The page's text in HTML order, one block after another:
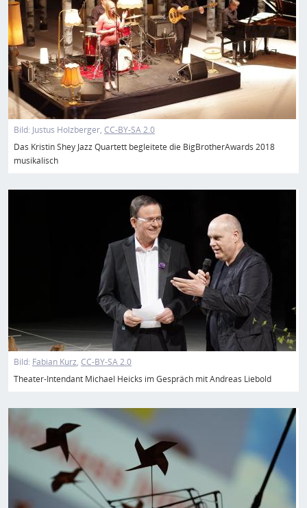
Bild: Justus Holzberger CC-BY-SA 2.0
Das Kristin Shey Jazz Quartett begleitete die BigBrotherAwards 2018
musikalisch
Bild
Bild: Fabian Kurz CC-BY-SA 2.0
Theater-Intendant Michael Heicks im Gespräch mit Andreas Liebold
Bild